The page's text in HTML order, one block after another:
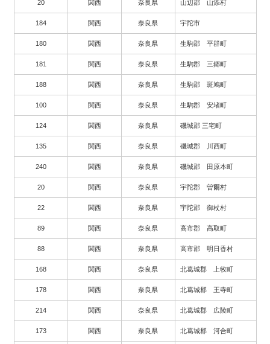
20 関西 奈良県 山辺郡 山添村
184 関西 奈良県 宇陀市
180 関西 奈良県 生駒郡 平群町
181 関西 奈良県 生駒郡 三郷町
188 関西 奈良県 生駒郡 斑鳩町
100 関西 奈良県 生駒郡 安堵町
124 関西 奈良県 磯城郡 三宅町
135 関西 奈良県 磯城郡 川西町
240 関西 奈良県 磯城郡 田原本町
20 関西 奈良県 宇陀郡 曽爾村
22 関西 奈良県 宇陀郡 御杖村
89 関西 奈良県 高市郡 高取町
88 関西 奈良県 高市郡 明日香村
168 関西 奈良県 北葛城郡 上牧町
178 関西 奈良県 北葛城郡 王寺町
214 関西 奈良県 北葛城郡 広陵町
173 関西 奈良県 北葛城郡 河合町